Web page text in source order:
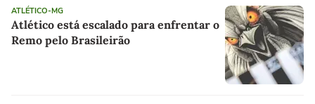
ATLÉTICO-MG
Atlético está escalado para enfrentar o
Remo pelo Brasileirão